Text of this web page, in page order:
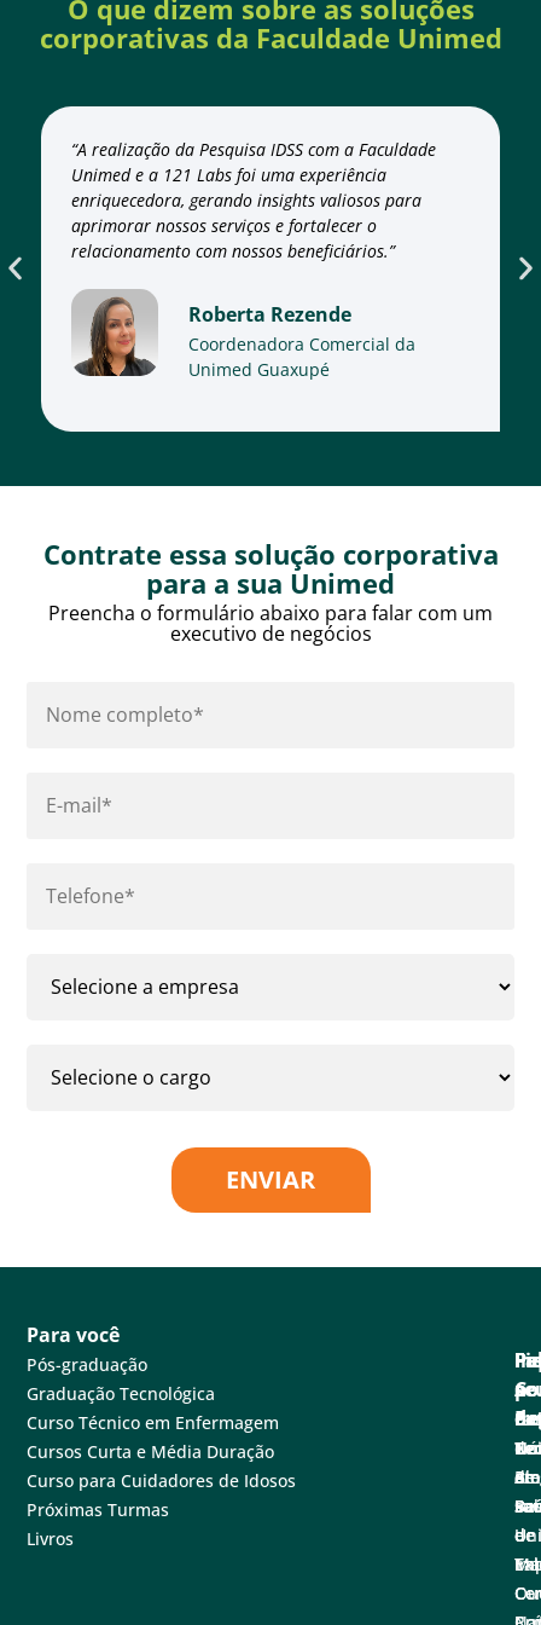
O que dizem sobre as soluções
corporativas da Faculdade Unimed
“A realização da Pesquisa IDSS com a Faculdade
Unimed e a 121 Labs foi uma experiência
enriquecedora, gerando insights valiosos para
aprimorar nossos serviços e fortalecer o
relacionamento com nossos beneficiários.”
Roberta Rezende
Coordenadora Comercial da
Unimed Guaxupé
Contrate essa solução corporativa
para a sua Unimed
Preencha o formulário abaixo para falar com um
executivo de negócios
ENVIAR
Para você
Pós-graduação
Graduação Tecnológica
Curso Técnico em Enfermagem
Cursos Curta e Média Duração
Curso para Cuidadores de Idosos
Próximas Turmas
Livros
em
e
de
e
de
de
de
A
A